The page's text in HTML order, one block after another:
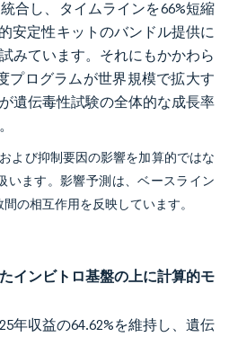
合し、タイムラインを66%短縮
安定性キットのバンドル提供に
みています。それにもかかわら
プログラムが世界規模で拡大す
遺伝毒性試験の全体的な成長率
よび抑制要因の影響を加算的ではな
います。影響予測は、ベースライン
の相互作用を反映しています。
インビトロ基盤の上に計算的モ
年収益の64.62%を維持し、遺伝